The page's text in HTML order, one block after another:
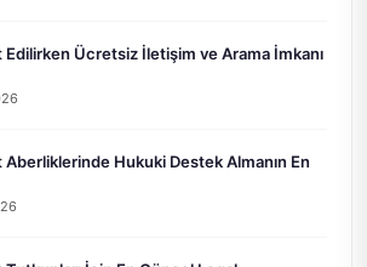
Edilirken Ücretsiz İletişim ve Arama İmkanı
Aberliklerinde Hukuki Destek Almanın En